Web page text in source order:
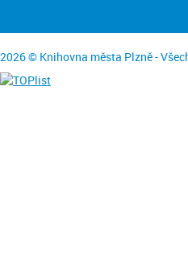
2026 © Knihovna města Plzně -